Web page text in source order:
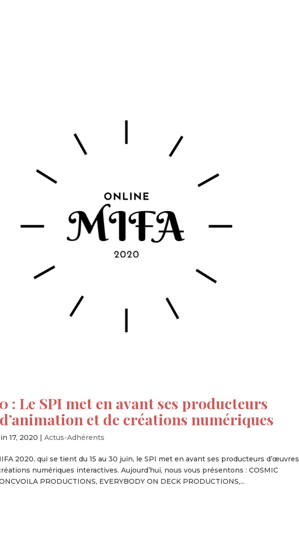
: Le SPI met en avant ses producteurs
et de créations numériques
17, 2020 |Actus-Adhérents
2020, qui se tient du 15 au 30 juin, le SPI met en avant ses producteurs d’œuvres
numériques interactives. Aujourd’hui, nous vous présentons : COSMIC
PRODUCTIONS, EVERYBODY ON DECK PRODUCTIONS,...